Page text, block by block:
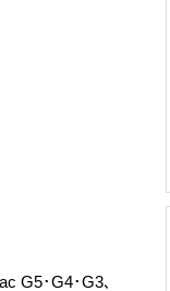
G5･G4･G3､